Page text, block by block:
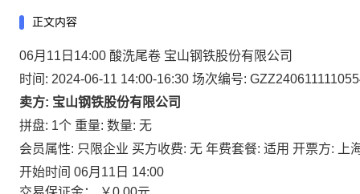
正文内容
06月11日14:00 酸洗尾卷 宝山钢铁股份有限公司
时间: 2024-06-11 14:00-16:30 场次编号:
卖方: 宝山钢铁股份有限公司
拼盘: 1个 重量: 数量: 无
会员属性: 只限企业 买方收费: 无 年费套餐: 适用 开票方: 上
开始时间 06月11日 14:00